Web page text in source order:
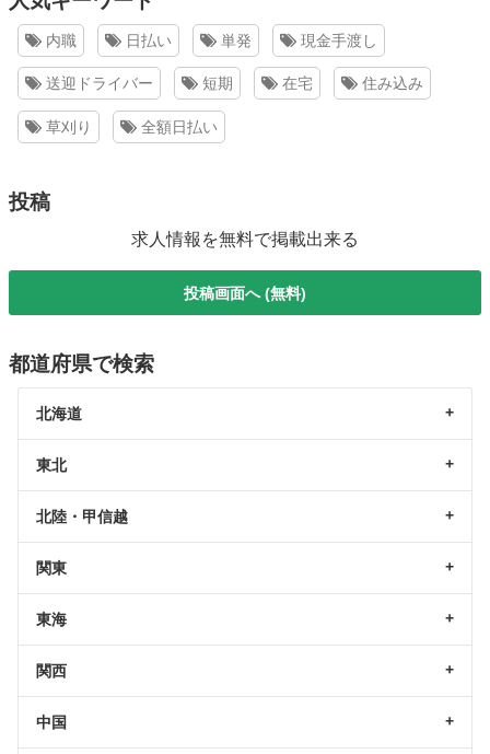
内職 日払い 単発 現金手渡し
送迎ドライバー 短期 在宅 住み込み
草刈り 全額日払い
投稿
求人情報を無料で掲載出来る
投稿画面へ (無料)
都道府県で検索
北海道
東北
北陸・甲信越
関東
東海
関西
中国